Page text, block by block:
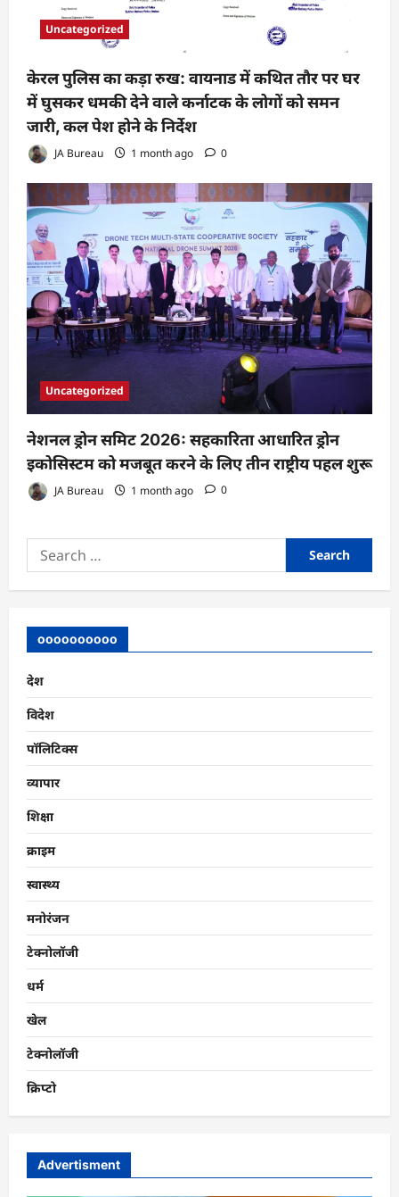
Uncategorized
केरल पुलिस का कड़ा रुख: वायनाड में कथित तौर पर घर
में घुसकर धमकी देने वाले कर्नाटक के लोगों को समन
जारी, कल पेश होने के निर्देश
JA Bureau 1 month ago 0
Uncategorized
नेशनल ड्रोन समिट 2026: सहकारिता आधारित ड्रोन
इकोसिस्टम को मजबूत करने के लिए तीन राष्ट्रीय पहल शुरू
JA Bureau 1 month ago 0
Search
for:
oooooooooo
देश
विदेश
पॉलिटिक्स
व्यापार
शिक्षा
क्राइम
स्वास्थ्य
मनोरंजन
टेक्नोलॉजी
धर्म
खेल
टेक्नोलॉजी
क्रिप्टो
Advertisment